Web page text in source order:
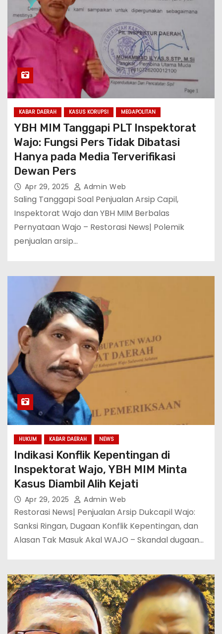
KABAR DAERAH KASUS KORUPSI MEGAPOLITAN
YBH MIM Tanggapi PLT Inspektorat
Wajo: Fungsi Pers Tidak Dibatasi
Hanya pada Media Terverifikasi
Dewan Pers
Apr 29, 2025 Admin Web
Saling Tanggapi Soal Penjualan Arsip Capil,
Inspektorat Wajo dan YBH MIM Berbalas
Pernyataan Wajo – Restorasi News| Polemik
penjualan arsip…
HUKUM KABAR DAERAH NEWS
Indikasi Konflik Kepentingan di
Inspektorat Wajo, YBH MIM Minta
Kasus Diambil Alih Kejati
Apr 29, 2025 Admin Web
Restorasi News| Penjualan Arsip Dukcapil Wajo:
Sanksi Ringan, Dugaan Konflik Kepentingan, dan
Alasan Tak Masuk Akal WAJO – Skandal dugaan…